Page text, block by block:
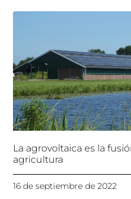
La agrovoltaica es la
agricultura
16 de septiembre de 2022